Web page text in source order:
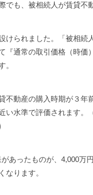
でも、被相続人が賃貸不
られました。「被相続
『通常の取引価格（時
。
不動産の購入時期が３
い水準で評価されます
あったものが、4,000
なります。